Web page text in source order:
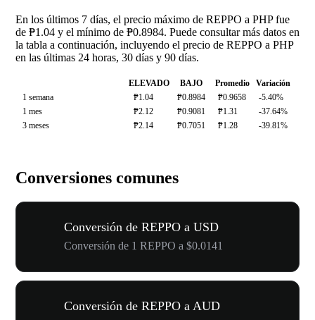
En los últimos 7 días, el precio máximo de REPPO a PHP fue
de ₱1.04 y el mínimo de ₱0.8984. Puede consultar más datos en
la tabla a continuación, incluyendo el precio de REPPO a PHP
en las últimas 24 horas, 30 días y 90 días.
ELEVADO BAJO Promedio
Variación
1 semana
₱1.04 ₱0.8984 ₱0.9658
-5.40%
1 mes
₱2.12 ₱0.9081 ₱1.31
-37.64%
3 meses
₱2.14 ₱0.7051 ₱1.28 -39.81%
Conversiones comunes
Conversión de REPPO a USD
Conversión de 1 REPPO a $0.0141
Conversión de REPPO a AUD